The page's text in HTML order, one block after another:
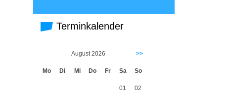
Terminkalender
August 2026 >>
Mo Di Mi Do Fr Sa So
01 02